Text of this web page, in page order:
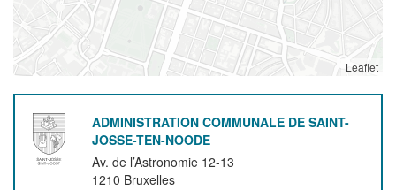
Leaflet
ADMINISTRATION COMMUNALE DE SAINT-
JOSSE-TEN-NOODE
Av. de l’Astronomie 12-13
1210 Bruxelles